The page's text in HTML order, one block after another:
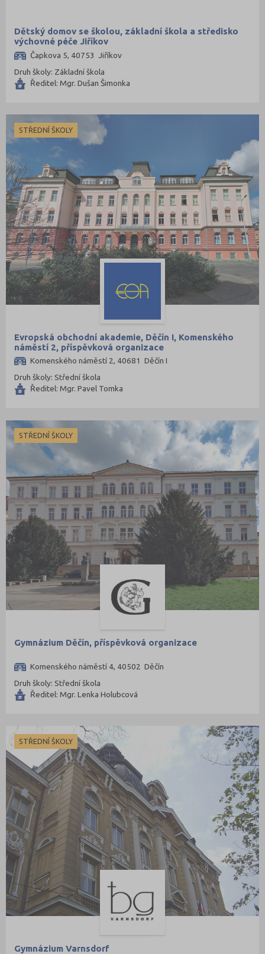
Dětský domov se školou, základní škola a středisko
výchovné péče Jiříkov
Čapkova 5, 40753 Jiříkov
Druh školy: Základní škola
Ředitel: Mgr. Dušan Šimonka
STŘEDNÍ ŠKOLY
Evropská obchodní akademie, Děčín I, Komenského
náměstí 2, příspěvková organizace
Komenského náměstí 2, 40681 Děčín I
Druh školy: Střední škola
Ředitel: Mgr. Pavel Tomka
STŘEDNÍ ŠKOLY
Gymnázium Děčín, příspěvková organizace
Komenského náměstí 4, 40502 Děčín
Druh školy: Střední škola
Ředitel: Mgr. Lenka Holubcová
STŘEDNÍ ŠKOLY
Gymnázium Varnsdorf